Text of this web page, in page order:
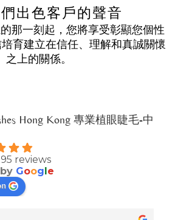
出色客戶的聲音
那一刻起，您將享受彰顯您個性
育建立在信任、理解和真誠關懷
之上的關係。
Hong Kong 專業植眼睫毛-中
reviews
Google